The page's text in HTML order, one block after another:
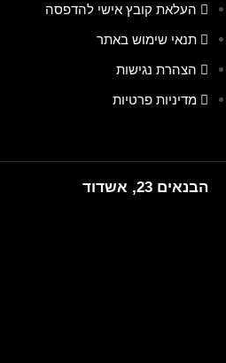
העלאת קובץ אישי להדפסה
תנאי שימוש באתר
הצהרת נגישות
מדיניות פרטיות
הבנאים 23, אשדוד